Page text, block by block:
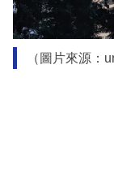
（圖片來源：